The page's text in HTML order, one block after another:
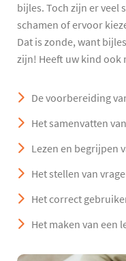
bijles. Toch zijn er veel
schamen of ervoor
Dat is zonde, want
zijn! Heeft uw kind ook
De voorbereiding
Het samenvatten
Lezen en begrijpen
Het stellen van
Het correct gebruiken
Het maken van een